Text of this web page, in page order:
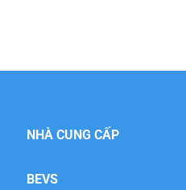
NHÀ CUNG CẤP
BEVS